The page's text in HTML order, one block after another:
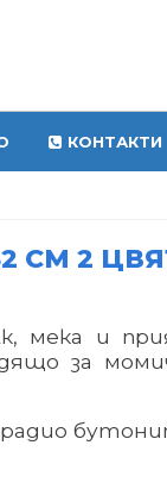
КОНТАКТИ
СМ 2
мека и
за